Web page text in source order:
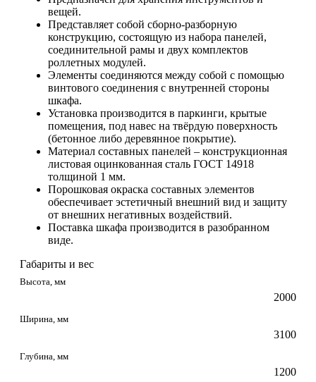
вещей.
Представляет собой сборно-разборную
конструкцию, состоящую из набора панелей,
соединительной рамы и двух комплектов
роллетных модулей.
Элементы соединяются между собой с помощью
винтового соединения с внутренней стороны
шкафа.
Установка производится в паркинги, крытые
помещения, под навес на твёрдую поверхность
(бетонное либо деревянное покрытие).
Материал составных панелей – конструкционная
листовая оцинкованная сталь ГОСТ 14918
толщиной 1 мм.
Порошковая окраска составных элементов
обеспечивает эстетичный внешний вид и защиту
от внешних негативных воздействий.
Поставка шкафа производится в разобранном
виде.
Габариты и вес
Высота, мм
2000
Ширина, мм
3100
Глубина, мм
1200